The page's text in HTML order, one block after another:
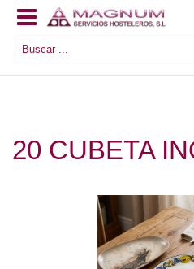
20 CUBETA